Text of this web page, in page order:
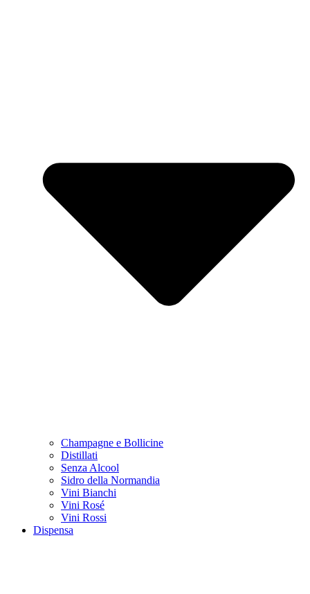
Champagne e Bollicine
Distillati
Senza Alcool
Sidro della Normandia
Vini Bianchi
Vini Rosé
Vini Rossi
Dispensa